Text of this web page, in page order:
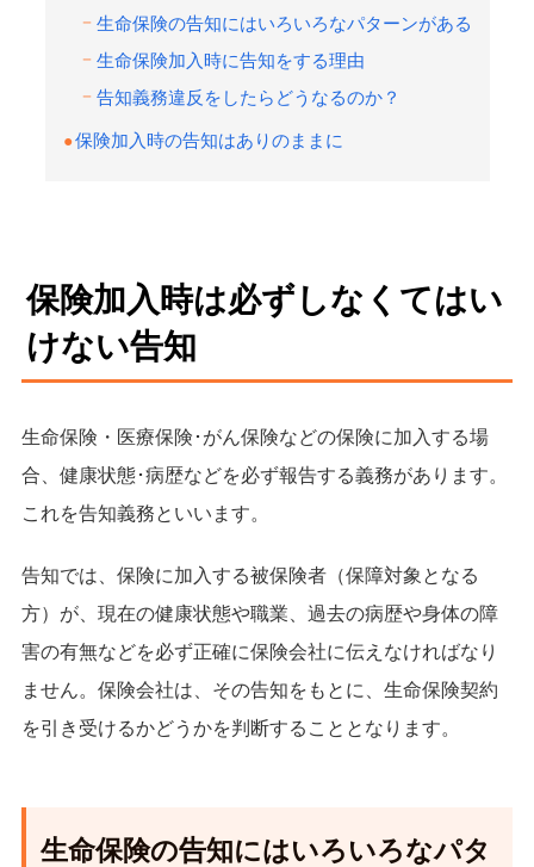
生命保険の告知にはいろいろなパターンがある
生命保険加入時に告知をする理由
告知義務違反をしたらどうなるのか？
保険加入時の告知はありのままに
保険加入時は必ずしなくてはい
けない告知
生命保険・医療保険･がん保険などの保険に加入する場
合、健康状態･病歴などを必ず報告する義務があります。
これを告知義務といいます。
告知では、保険に加入する被保険者（保障対象となる
方）が、現在の健康状態や職業、過去の病歴や身体の障
害の有無などを必ず正確に保険会社に伝えなければなり
ません。保険会社は、その告知をもとに、生命保険契約
を引き受けるかどうかを判断することとなります。
生命保険の告知にはいろいろなパタ